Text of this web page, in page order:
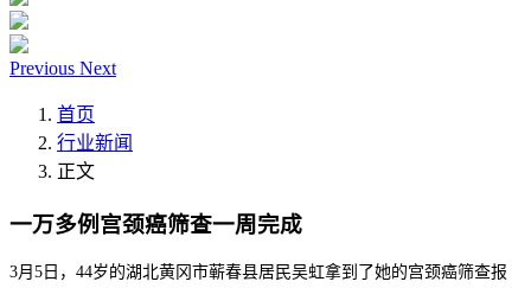
Previous Next
首页
行业新闻
正文
一万多例宫颈癌筛查一周完成
3月5日，44岁的湖北黄冈市蕲春县居民吴虹拿到了她的宫颈癌筛查报